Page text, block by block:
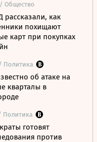
/ Общество
рассказали, как
похищают
карт при покупках
/ Политика
об атаке на
кварталы в
Политика
готовят
против